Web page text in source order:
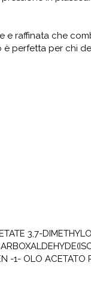
e raffinata che
è perfetta per chi
3,7-
-1- OLO ACETATO